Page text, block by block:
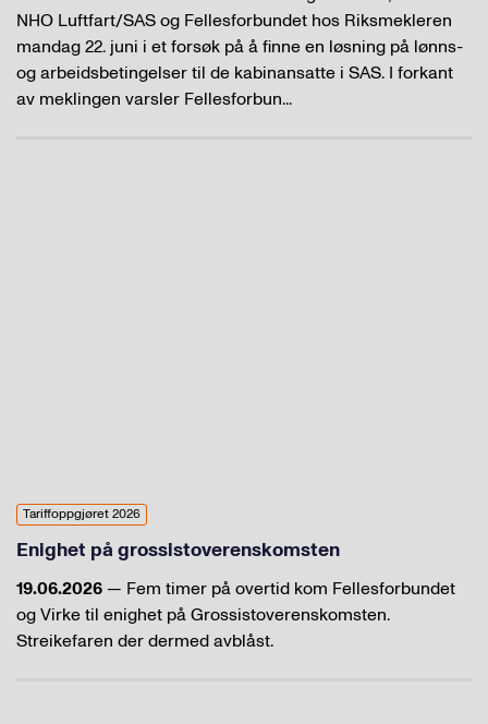
NHO Luftfart/SAS og Fellesforbundet hos Riksmekleren
mandag 22. juni i et forsøk på å finne en løsning på lønns-
og arbeidsbetingelser til de kabinansatte i SAS. I forkant
av meklingen varsler Fellesforbun...
Tariffoppgjøret 2026
Enighet på grossistoverenskomsten
19.06.2026 — Fem timer på overtid kom Fellesforbundet
og Virke til enighet på Grossistoverenskomsten.
Streikefaren der dermed avblåst.